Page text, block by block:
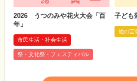
2026 うつのみや花火大会「百
年」
市民生活・社会生活
祭・文化祭・フェスティバル
子ども
他の芸